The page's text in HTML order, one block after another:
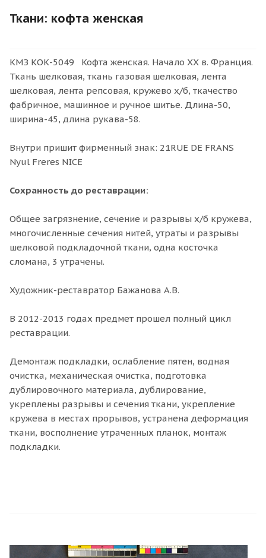
Ткани: кофта женская
КМЗ КОК-5049 Кофта женская. Начало XX в. Франция.
Ткань шелковая, ткань газовая шелковая, лента
шелковая, лента репсовая, кружево х/б, ткачество
фабричное, машинное и ручное шитье. Длина-50,
ширина-45, длина рукава-58.
Внутри пришит фирменный знак: 21RUE DE FRANS
Nyul Freres NICE
Сохранность до реставрации:
Общее загрязнение, сечение и разрывы х/б кружева,
многочисленные сечения нитей, утраты и разрывы
шелковой подкладочной ткани, одна косточка
сломана, 3 утрачены.
Художник-реставратор Бажанова А.В.
В 2012-2013 годах предмет прошел полный цикл
реставрации.
Демонтаж подкладки, ослабление пятен, водная
очистка, механическая очистка, подготовка
дублировочного материала, дублирование,
укреплены разрывы и сечения ткани, укрепление
кружева в местах прорывов, устранена деформация
ткани, восполнение утраченных планок, монтаж
подкладки.